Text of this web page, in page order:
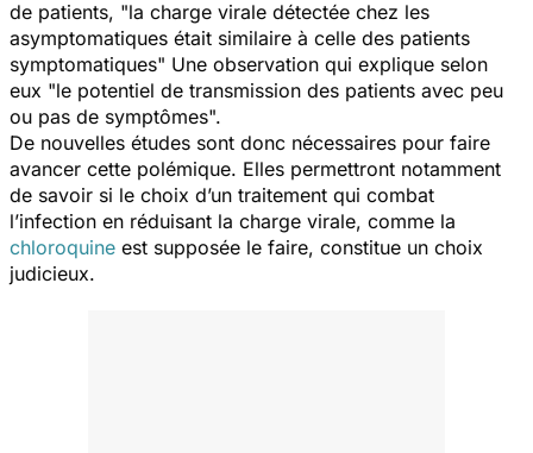
de patients, "la charge virale détectée chez les
asymptomatiques était similaire à celle des patients
symptomatiques" Une observation qui explique selon
eux "le potentiel de transmission des patients avec peu
ou pas de symptômes".
De nouvelles études sont donc nécessaires pour faire
avancer cette polémique. Elles permettront notamment
de savoir si le choix d’un traitement qui combat
l’infection en réduisant la charge virale, comme la
chloroquine est supposée le faire, constitue un choix
judicieux.